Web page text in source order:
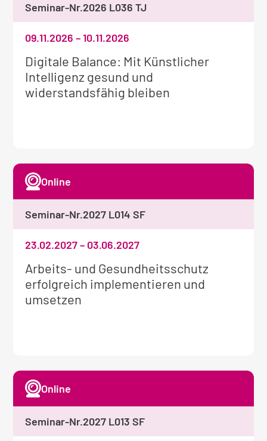
Weitere
Informationen
zum
Digitale Balance: Mit Künstlicher
Intelligenz gesund und
widerstandsfähig bleiben
09.11.2026–10.11.2026
Seminar-Nr.2026 L036 TJ
Weitere
Informationen
zum
Arbeits- und Gesundheitsschutz
erfolgreich implementieren und
umsetzen
23.02.2027– 03.06.2027
Online
Seminar-Nr.2027 L014 SF
Online
Seminar-Nr.2027 L013 SF